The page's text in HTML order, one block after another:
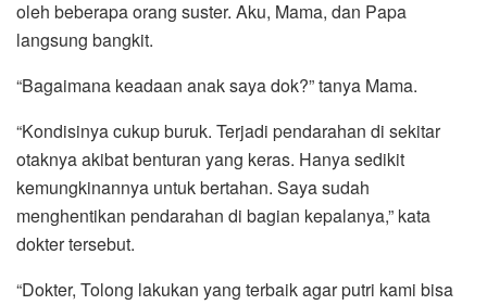
oleh beberapa orang suster. Aku, Mama, dan Papa
langsung bangkit.
“Bagaimana keadaan anak saya dok?” tanya Mama.
“Kondisinya cukup buruk. Terjadi pendarahan di sekitar
otaknya akibat benturan yang keras. Hanya sedikit
kemungkinannya untuk bertahan. Saya sudah
menghentikan pendarahan di bagian kepalanya,” kata
dokter tersebut.
“Dokter, Tolong lakukan yang terbaik agar putri kami bisa